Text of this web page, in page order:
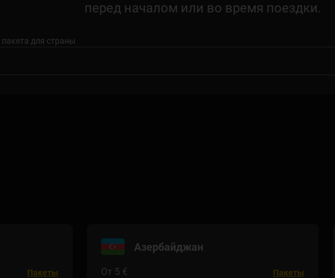
перед началом или во время поездки.
для страны
Пакеты
Азербайджан
От 5 € Пакеты